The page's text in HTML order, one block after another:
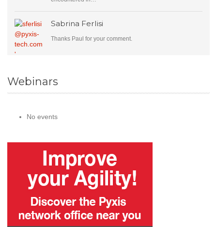
Sabrina Ferlisi
Thanks Paul for your comment.
Webinars
No events